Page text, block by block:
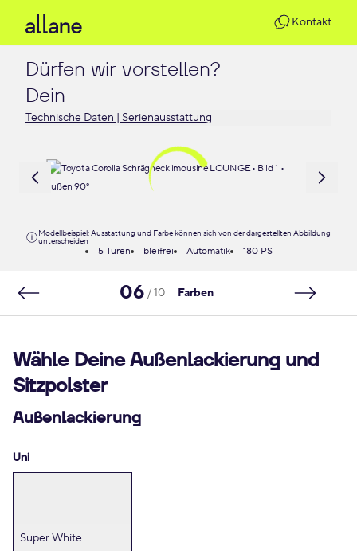
Kontakt
Dürfen wir vorstellen?
Dein
Technische Daten | Serienausstattung
Modellbeispiel: Ausstattung und Farbe können sich von der dargestellten Abbildung
unterscheiden
5 Türen bleifrei Automatik 180 PS
06 / 10 Farben
Wähle Deine Außenlackierung und
Sitzpolster
Außenlackierung
Uni
Super White